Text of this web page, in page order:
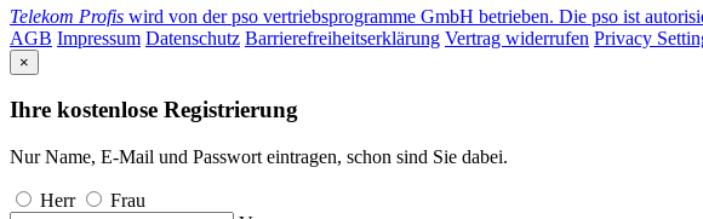
Telekom Profis wird von der pso vertriebsprogramme GmbH betrieben. Die pso ist
AGB Impressum Datenschutz Barrierefreiheitserklärung Vertrag widerrufen Privacy
×
Ihre kostenlose Registrierung
Nur Name, E-Mail und Passwort eintragen, schon sind Sie dabei.
Herr
Frau